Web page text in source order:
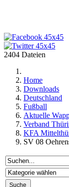
2404 Dateien
Home
Downloads
Deutschland
Fußball
Aktuelle
Verband
KFA
SV 08